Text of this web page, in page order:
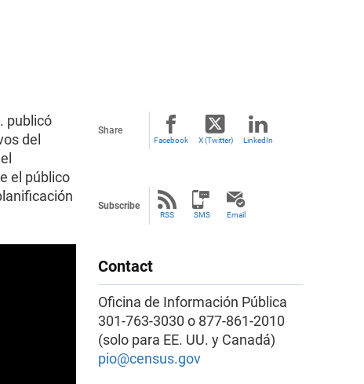
publicó
del
el público
Share
Facebook X (Twitter) LinkedIn
Subscribe
RSS SMS Email
Contact
Oficina de Información Pública
301-763-3030 o 877-861-2010
(solo para EE. UU. y Canadá)
pio@census.gov